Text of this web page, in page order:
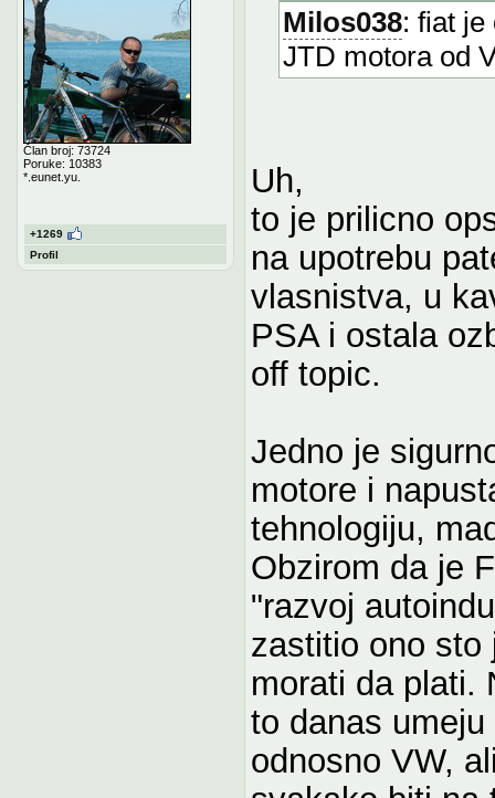
Član broj: 73724
Poruke: 10383
*.eunet.yu.
+1269
Profil
Milos038: fiat je
JTD motora od
Uh,
to je prilicno
na upotrebu
vlasnistva, u
PSA i ostala
off topic.
Jedno je
motore i
tehnologiju,
Obzirom da je
"razvoj
zastitio ono sto
morati da plati.
to danas
odnosno VW,